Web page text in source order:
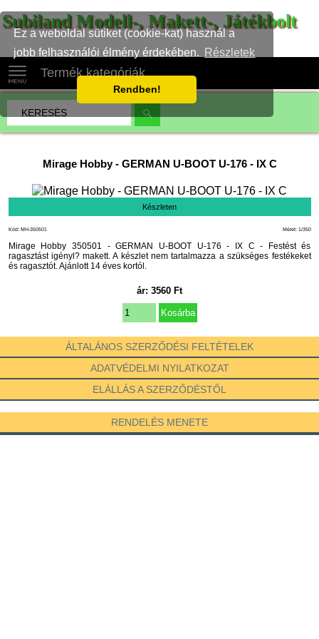
Ez a weboldal sütiket (cookie-kat) használ a
jobb felhasználói élmény érdekében.
Részletek
Rendben!
Subiland Modell-, Makett-, Játékbolt
Termék kategóriák
Mirage Hobby- GERMAN U-BOOT U-176 - IX C
Készleten
Méret: 1/350
Kód: MH-350501
Mirage Hobby 350501 - GERMAN U-BOOT U-176 - IX C - Festést és
ragasztást igényl? makett. A készlet nem tartalmazza a szükséges festékeket
és ragasztót. Ajánlott 14 éves kortól.
ár: 3560 Ft
ÁLTALÁNOS SZERZŐDÉSI FELTÉTELEK
ADATVÉDELMI NYILATKOZAT
ELÁLLÁS A SZERZŐDÉSTŐL
RENDELÉS MENETE